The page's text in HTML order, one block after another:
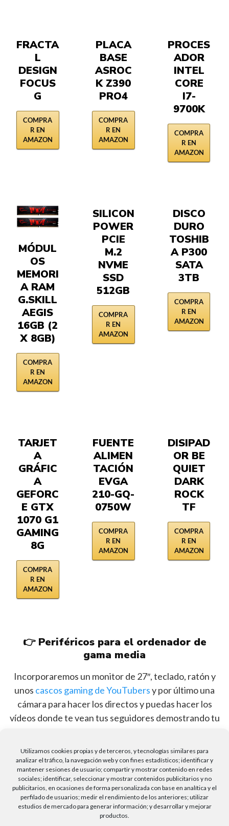
Utilizamos cookies propias y de terceros, y tecnologías similares para
analizar el tráfico, la navegación web y con fines estadísticos; identificar y
mantener sesiones de usuario; compartir y mostrar contenido en redes
sociales; identificar, seleccionar y mostrar contenidos publicitarios y no
publicitarios, en ocasiones de forma personalizada con base en analítica y el
perfilado de usuarios; medir el rendimiento de los anteriores; utilizar
estudios de mercado para generar información; y desarrollar y mejorar
productos.
FRACTA
L
DESIGN
FOCUS
G
COMPRA
R EN
AMAZON
PLACA
BASE
ASROC
K Z390
PRO4
COMPRA
R EN
AMAZON
PROCES
ADOR
INTEL
CORE
I7-
9700K
COMPRA
R EN
AMAZON
MÓDUL
OS
MEMORI
A RAM
G.SKILL
AEGIS
16GB (2
X 8GB)
COMPRA
R EN
AMAZON
SILICON
POWER
PCIE
M.2
NVME
SSD
512GB
COMPRA
R EN
AMAZON
DISCO
DURO
TOSHIB
A P300
SATA
3TB
COMPRA
R EN
AMAZON
TARJET
A
GRÁFIC
A
GEFORC
E GTX
1070 G1
GAMING
8G
COMPRA
R EN
AMAZON
FUENTE
ALIMEN
TACIÓN
EVGA
210-GQ-
0750W
COMPRA
R EN
AMAZON
DISIPAD
OR BE
QUIET
DARK
ROCK
TF
COMPRA
R EN
AMAZON
👉 Periféricos para el ordenador de
gama media
Incorporaremos un monitor de 27″, teclado, ratón y
unos cascos gaming de YouTubersy por último una
cámara para hacer los directos y puedas hacer los
vídeos donde te vean tus seguidores demostrando tu
Monitor Gaming AOC 27G2U5 27″ /
1ms
Impresionante pantalla full hd